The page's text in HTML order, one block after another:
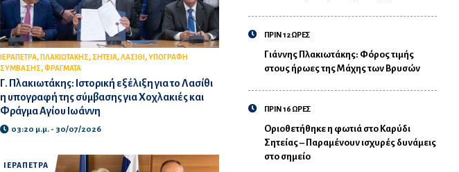
ΙΕΡΑΠΕΤΡΑ, ΠΛΑΚΙΩΤΑΚΗΣ, ΣΗΤΕΙΑ,ΛΑΣΙΘΙ ,ΥΠΟΓΡΑΦΗ
ΣΥΜΒΑΣΗΣ,ΦΡΑΓΜΑΤΑ
Γ. Πλακιωτάκης: Ιστορική εξέλιξη για το Λασίθι
η υπογραφή της σύμβασης για Χοχλακιές και
Φράγμα Αγίου Ιωάννη
03:20 μ.μ. - 30/07/2026
ΙΕΡΑΠΕΤΡΑ
ΠΡΙΝ 12 ΩΡΕΣ
Γιάννης Πλακιωτάκης: Φόρος τιμής
στους ήρωες της Μάχης των Βρυσών
ΠΡΙΝ 16 ΩΡΕΣ
Οριοθετήθηκε η φωτιά στο Καρύδι
Σητείας – Παραμένουν ισχυρές δυνάμεις
στο σημείο